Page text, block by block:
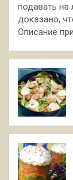
подавать
доказано,
Описание